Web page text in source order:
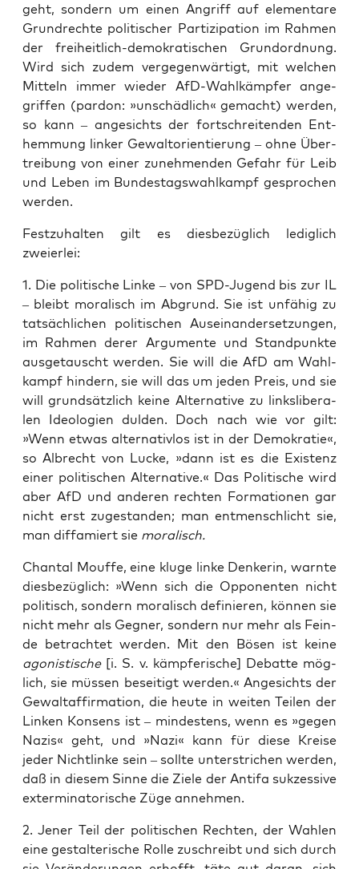
geht, son­dern um einen Angriff auf ele­men­ta­re
Grund­rech­te poli­ti­scher Par­ti­zi­pa­ti­on im Rah­men
der frei­heit­lich-demo­kra­ti­schen Grund­ord­nung.
Wird sich zudem ver­ge­gen­wär­tigt, mit wel­chen
Mit­teln immer wie­der AfD-Wahl­kämp­fer ange­
grif­fen (par­don: »unschäd­lich« gemacht) wer­den,
so kann – ange­sichts der fort­schrei­ten­den Ent­
hem­mung lin­ker Gewalt­ori­en­tie­rung – ohne Über­
trei­bung von einer zuneh­men­den Gefahr für Leib
und Leben im Bun­des­tags­wahl­kampf gespro­chen
werden.
Fest­zu­hal­ten gilt es dies­be­züg­lich ledig­lich
zweierlei:
1. Die poli­ti­sche Lin­ke – von SPD-Jugend bis zur IL
– bleibt mora­lisch im Abgrund. Sie ist unfä­hig zu
tat­säch­li­chen poli­ti­schen Aus­ein­an­der­set­zun­gen,
im Rah­men derer Argu­men­te und Stand­punk­te
aus­ge­tauscht wer­den. Sie will die AfD am Wahl­
kampf hin­dern, sie will das um jeden Preis, und sie
will grund­sätz­lich kei­ne Alter­na­ti­ve zu links­li­be­ra­
len Ideo­lo­gien dul­den. Doch nach wie vor gilt:
»Wenn etwas alter­na­tiv­los ist in der Demo­kra­tie«,
so Albrecht von Lucke, »dann ist es die Exis­tenz
einer poli­ti­schen Alter­na­ti­ve.« Das Poli­ti­sche wird
aber AfD und ande­ren rech­ten For­ma­tio­nen gar
nicht erst zuge­stan­den; man ent­mensch­licht sie,
man dif­fa­miert sie mora­lisch.
Chan­tal Mouf­fe, eine klu­ge lin­ke Den­ke­rin, warn­te
dies­be­züg­lich: »Wenn sich die Oppo­nen­ten nicht
poli­tisch, son­dern mora­lisch defi­nie­ren, kön­nen sie
nicht mehr als Geg­ner, son­dern nur mehr als Fein­
de betrach­tet wer­den. Mit den Bösen ist kei­ne
ago­nis­ti­sche[i. S. v. kämp­fe­ri­sche] Debat­te mög­
lich, sie müs­sen besei­tigt wer­den.« Ange­sichts der
Gewalt­a­ffir­ma­ti­on, die heu­te in wei­ten Tei­len der
Lin­ken Kon­sens ist – min­des­tens, wenn es »gegen
Nazis« geht, und »Nazi« kann für die­se Krei­se
jeder Nicht­lin­ke sein – soll­te unter­stri­chen wer­den,
daß in die­sem Sin­ne die Zie­le der Anti­fa suk­zes­si­ve
exter­mi­na­to­ri­sche Züge annehmen.
2. Jener Teil der poli­ti­schen Rech­ten, der Wah­len
eine gestal­te­ri­sche Rol­le zuschreibt und sich durch